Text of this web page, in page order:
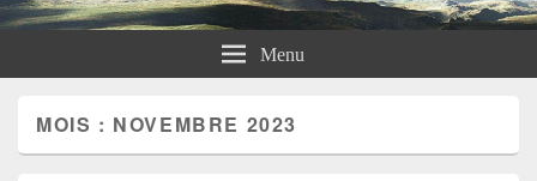
Menu
MOIS : NOVEMBRE 2023